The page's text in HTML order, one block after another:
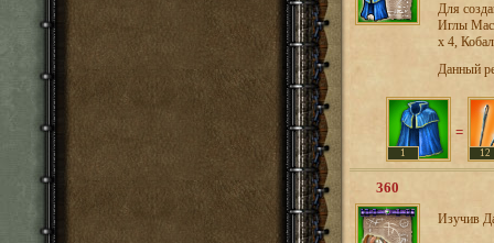
Для
Иглы
х 4,
Данный
1
=
12
360
Изучив